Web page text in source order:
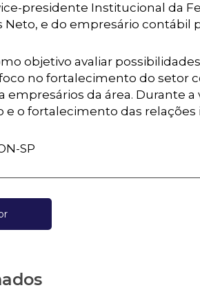
presidente Institucional da
Neto, e do empresário contábil
objetivo avaliar
no fortalecimento do setor
empresários da área. Durante
e o fortalecimento das
SP